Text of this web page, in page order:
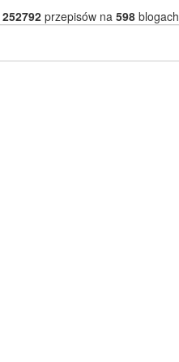
252792przepisów na 598